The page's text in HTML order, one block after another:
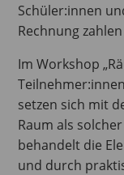
Schüler:innen
Rechnung
Im Workshop
setzen sich mit
Raum als
behandelt die
und durch